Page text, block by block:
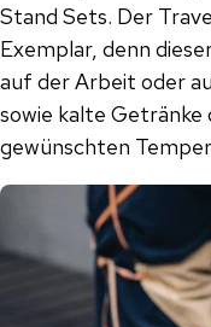
Stand Sets. Der
Exemplar, denn
auf der Arbeit oder
sowie kalte Getränke
gewünschten